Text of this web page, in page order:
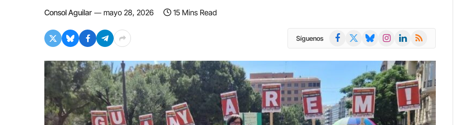
Consol Aguilar mayo 28, 2026 15 Mins Read
Síguenos Facebook BlueskyInstagramLinkedIn
RSS